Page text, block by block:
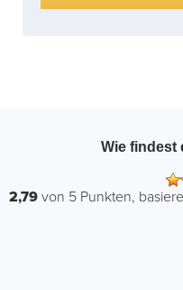
Wie findest
2,79von 5Punkten,